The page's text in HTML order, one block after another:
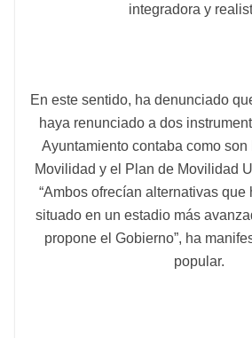
integradora y
En este sentido, ha denunciado
haya renunciado a dos
Ayuntamiento contaba como
Movilidad y el Plan de Movilidad
“Ambos ofrecían alternativas que
situado en un estadio más
propone el Gobierno”, ha
popular.